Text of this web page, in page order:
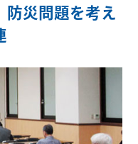
災問題を考え